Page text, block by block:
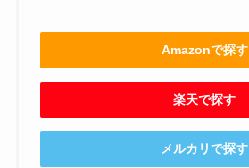
Amazonで探す
楽天で探す
メルカリで探す